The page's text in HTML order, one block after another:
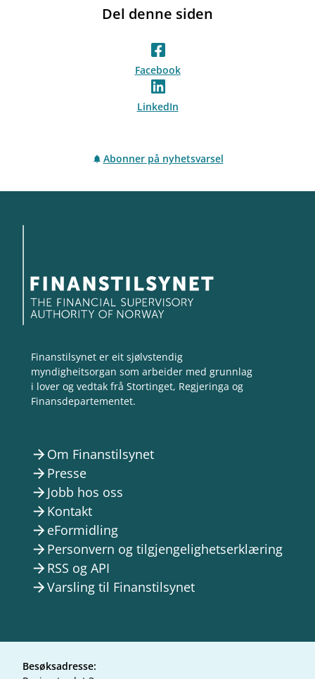
Del denne siden
Facebook
LinkedIn
Abonner på nyhetsvarsel
Finanstilsynet er eit sjølvstendig
myndigheitsorgan som arbeider med grunnlag
i lover og vedtak frå Stortinget, Regjeringa og
Finansdepartementet.
arrow_forward Om Finanstilsynet
arrow_forward Presse
arrow_forward Jobb hos oss
arrow_forward Kontakt
arrow_forward eFormidling
arrow_forward Personvern og tilgjengelighetserklæring
arrow_forward RSS og API
arrow_forwardVarsling til Finanstilsynet
Besøksadresse: